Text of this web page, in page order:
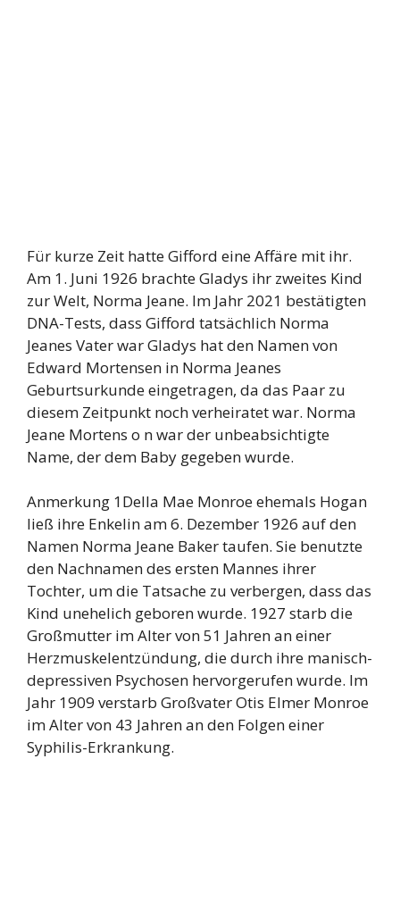
Für kurze Zeit hatte Gifford eine Affäre mit ihr.
Am 1. Juni 1926 brachte Gladys ihr zweites Kind
zur Welt, Norma Jeane. Im Jahr 2021 bestätigten
DNA-Tests, dass Gifford tatsächlich Norma
Jeanes Vater war Gladys hat den Namen von
Edward Mortensen in Norma Jeanes
Geburtsurkunde eingetragen, da das Paar zu
diesem Zeitpunkt noch verheiratet war. Norma
Jeane Mortens o n war der unbeabsichtigte
Name, der dem Baby gegeben wurde.
Anmerkung 1Della Mae Monroe ehemals Hogan
ließ ihre Enkelin am 6. Dezember 1926 auf den
Namen Norma Jeane Baker taufen. Sie benutzte
den Nachnamen des ersten Mannes ihrer
Tochter, um die Tatsache zu verbergen, dass das
Kind unehelich geboren wurde. 1927 starb die
Großmutter im Alter von 51 Jahren an einer
Herzmuskelentzündung, die durch ihre manisch-
depressiven Psychosen hervorgerufen wurde. Im
Jahr 1909 verstarb Großvater Otis Elmer Monroe
im Alter von 43 Jahren an den Folgen einer
Syphilis-Erkrankung.